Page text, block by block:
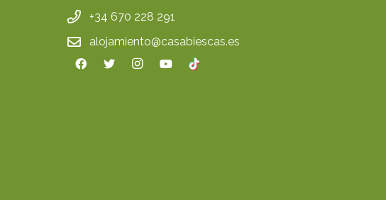
+34 670 228 291
alojamiento@casabiescas.es